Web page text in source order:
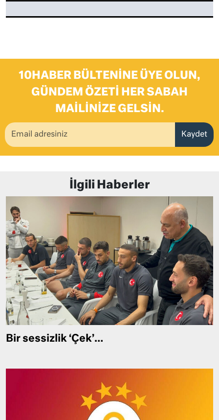
10HABER BÜLTENINE ÜYE OLUN,
GÜNDEM ÖZETI HER SABAH
MAILINIZE GELSIN.
Kaydet
İlgili Haberler
Bir sessizlik ‘Çek’…